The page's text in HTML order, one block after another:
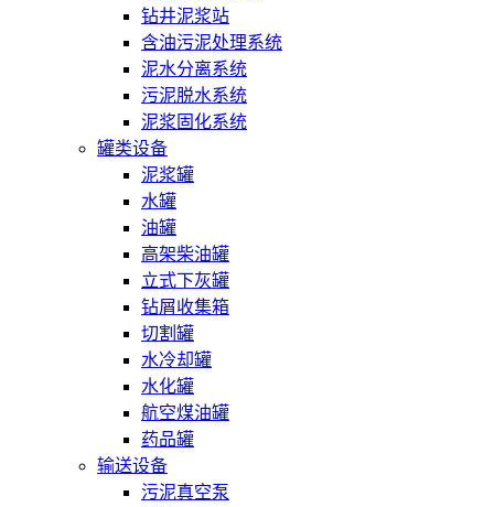
钻井泥浆站
含油污泥处理系统
泥水分离系统
污泥脱水系统
泥浆固化系统
罐类设备
泥浆罐
水罐
油罐
高架柴油罐
立式下灰罐
钻屑收集箱
切割罐
水冷却罐
水化罐
航空煤油罐
药品罐
输送设备
污泥真空泵